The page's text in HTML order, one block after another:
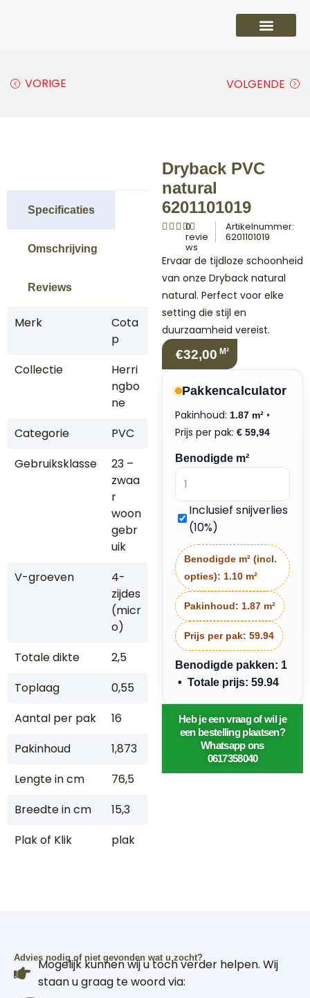
VORIGE VOLGENDE
Specificaties
Omschrijving
Reviews
Merk
Cota
p
Collectie
Herri
ngbo
ne
Categorie
PVC
Gebruiksklasse
23 –
zwaa
r
woon
gebr
uik
V-groeven
4-
zijdes
(micr
o)
Totale dikte
2,5
Toplaag
0,55
Aantal per pak
16
Pakinhoud
1,873
Lengte in cm
76,5
Breedte in cm
15,3
Plak of Klik
plak
Dryback PVC
natural
6201101019
0
revie
ws
Artikelnummer:
6201101019
Ervaar de tijdloze schoonheid
van onze Dryback natural
natural. Perfect voor elke
setting die stijl en
duurzaamheid vereist.
€32,00 M²
Pakkencalculator
Pakinhoud: 1.87 m² •
Prijs per pak: € 59,94
Benodigde m²
Inclusief snijverlies
(10%)
Benodigde m² (incl.
opties): 1.10 m²
Pakinhoud: 1.87 m²
Prijs per pak: 59.94
Benodigde pakken: 1
• Totale prijs: 59.94
Heb je een vraag of wil je
een bestelling plaatsen?
Whatsapp ons
0617358040
Advies nodig of niet gevonden wat u zocht?
Mogelijk kunnen wij u toch verder helpen. Wij
staan u graag te woord via: